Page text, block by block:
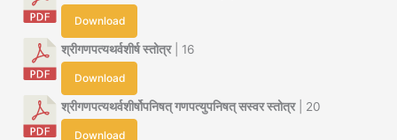
Download
श्रीगणपत्यथर्वशीर्ष स्तोत्र| 16
Download
श्रीगणपत्यथर्वशीर्षोपनिषत् गणपत्युपनिषत् सस्वर स्तोत्र| 20
Download